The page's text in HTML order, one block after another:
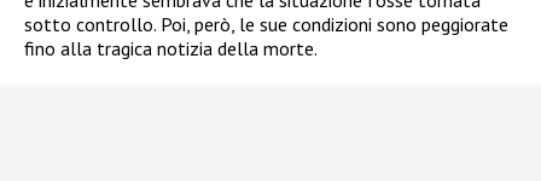
sotto controllo. Poi, però, le sue condizioni sono peggiorate
fino alla tragica notizia della morte.